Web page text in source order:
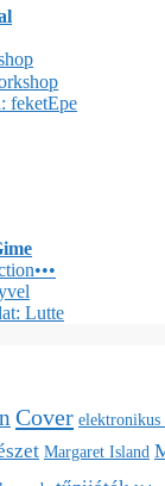
feketEpe
Lutte
Cover elektronikus
Margaret Island